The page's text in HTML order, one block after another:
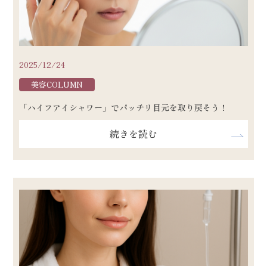
2025/12/24
美容COLUMN
「ハイフアイシャワー」でパッチリ目元を取り戻そう！
続きを読む